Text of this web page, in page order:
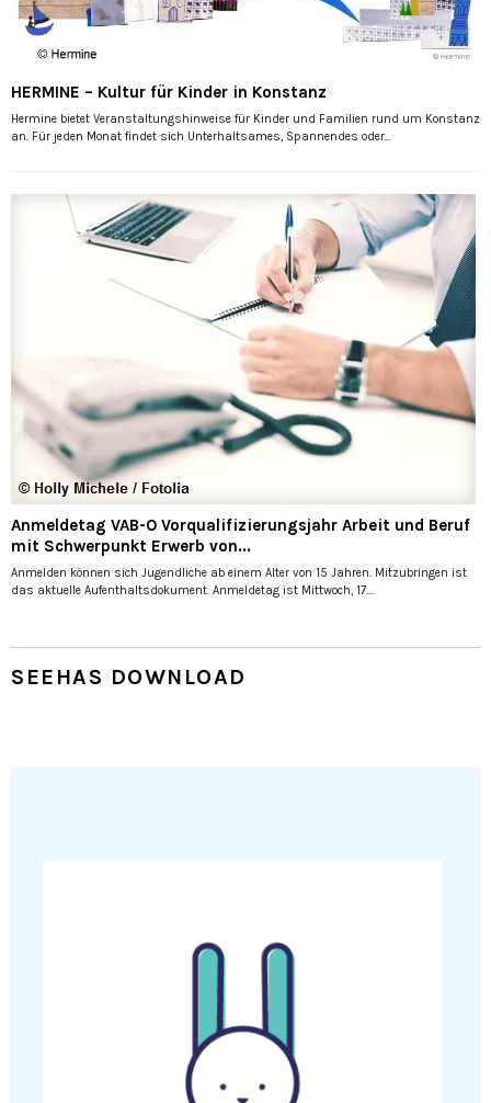
HERMINE – Kultur für Kinder in Konstanz
Hermine bietet Veranstaltungshinweise für Kinder und Familien rund um Konstanz
an. Für jeden Monat findet sich Unterhaltsames, Spannendes oder...
Anmeldetag VAB-O Vorqualifizierungsjahr Arbeit und Beruf
mit Schwerpunkt Erwerb von...
Anmelden können sich Jugendliche ab einem Alter von 15 Jahren. Mitzubringen ist
das aktuelle Aufenthaltsdokument. Anmeldetag ist Mittwoch, 17....
SEEHAS DOWNLOAD